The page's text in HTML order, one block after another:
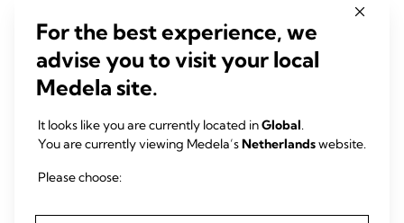
For the best experience, we
advise you to visit your local
Medela site.
It looks like you are currently located inGlobal.
You are currently viewing Medela’sNetherlandswebsite.
Please choose: